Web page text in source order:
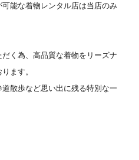
能な着物レンタル店は当店のみ
く為、高品質な着物をリーズナ
ます。
散歩など思い出に残る特別な一